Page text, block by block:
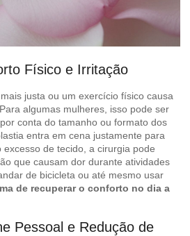
Físico e Irritação
justa ou um exercício físico causa
algumas mulheres, isso pode ser
conta do tamanho ou formato dos
entra em cena justamente para
excesso de tecido, a cirurgia pode
que causam dor durante atividades
de bicicleta ou até mesmo usar
de recuperar o conforto no dia a
Pessoal e Redução de